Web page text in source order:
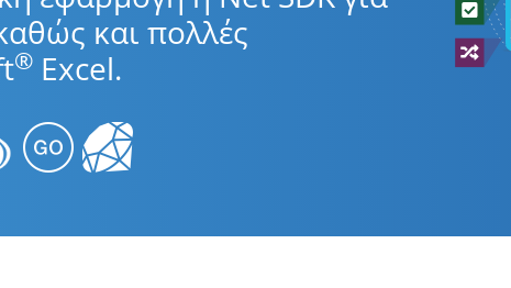
και πολλές
® Excel.